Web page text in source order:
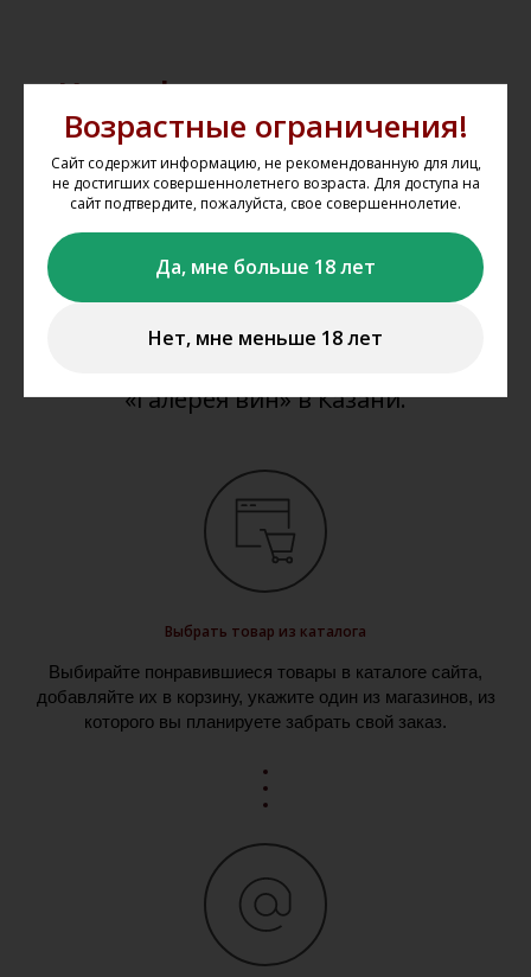
Возрастные ограничения!
Сайт содержит информацию, не рекомендованную для лиц,
не достигших совершеннолетнего возраста. Для доступа на
сайт подтвердите, пожалуйста, свое совершеннолетие.
Да, мне больше 18 лет
Нет, мне меньше 18 лет
Как оформить заказ на
сайте?
Мы не осуществляем дистанционную
продажу и доставку алкогольной и
табачной продукции. Вы можете
забронировать представленную на
сайте продукциюwww.gal-vin.ru
«Галерея вин» в Казани.
Выбрать товар из каталога
Выбирайте понравившиеся товары в каталоге сайта,
добавляйте их в корзину, укажите один из магазинов, из
которого вы планируете забрать свой заказ.